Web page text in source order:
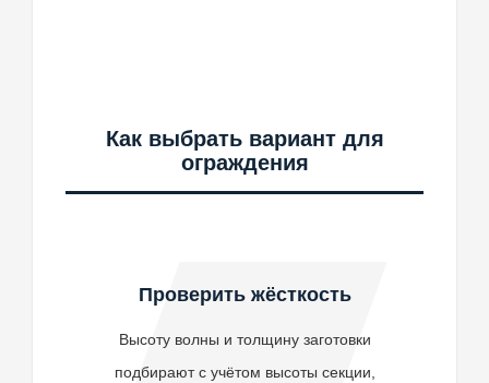
Как выбрать вариант для
ограждения
Проверить жёсткость
Высоту волны и толщину заготовки
подбирают с учётом высоты секции,